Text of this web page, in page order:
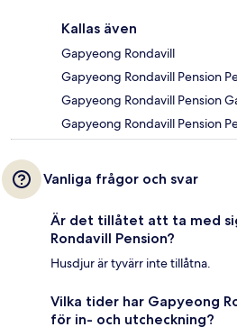
Kallas även
Gapyeong Rondavill
Gapyeong Rondavill Pension
Gapyeong Rondavill Pension
Gapyeong Rondavill Pension
Vanliga frågor och svar
Är det tillåtet att ta med
Rondavill Pension?
Husdjur är tyvärr inte tillåtna.
Vilka tider har Gapyeong
för in- och utcheckning?